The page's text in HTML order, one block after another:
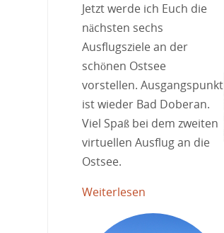
Jetzt werde ich Euch die
nächsten sechs
Ausflugsziele an der
schönen Ostsee
vorstellen. Ausgangspunkt
ist wieder Bad Doberan.
Viel Spaß bei dem zweiten
virtuellen Ausflug an die
Ostsee.
Weiterlesen